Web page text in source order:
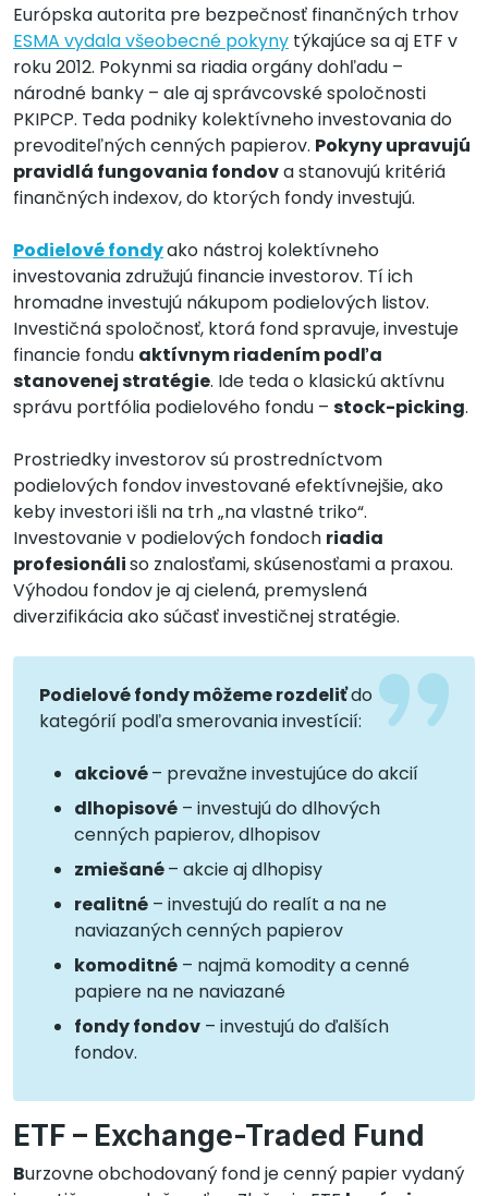
Európska autorita pre bezpečnosť finančných trhov
ESMA vydala všeobecné pokyny týkajúce sa aj ETF v
roku 2012. Pokynmi sa riadia orgány dohľadu –
národné banky – ale aj správcovské spoločnosti
PKIPCP. Teda podniky kolektívneho investovania do
prevoditeľných cenných papierov. Pokyny upravujú
pravidlá fungovania fondova stanovujú kritériá
finančných indexov, do ktorých fondy investujú.
Podielové fondyako nástroj kolektívneho
investovania združujú financie investorov. Tí ich
hromadne investujú nákupom podielových listov.
Investičná spoločnosť, ktorá fond spravuje, investuje
financie fondu aktívnym riadením podľa
stanovenej stratégie. Ide teda o klasickú aktívnu
správu portfólia podielového fondu – stock-picking.
Prostriedky investorov sú prostredníctvom
podielových fondov investované efektívnejšie, ako
keby investori išli na trh „na vlastné triko“.
Investovanie v podielových fondoch riadia
profesionáliso znalosťami, skúsenosťami a praxou.
Výhodou fondov je aj cielená, premyslená
diverzifikácia ako súčasť investičnej stratégie.
Podielové fondy môžeme rozdeliťdo
kategórií podľa smerovania investícií:
akciové– prevažne investujúce do akcií
dlhopisové – investujú do dlhových
cenných papierov, dlhopisov
zmiešané– akcie aj dlhopisy
realitné – investujú do realít a na ne
naviazaných cenných papierov
komoditné – najmä komodity a cenné
papiere na ne naviazané
fondy fondov – investujú do ďalších
fondov.
ETF – Exchange-Traded Fund
Burzovne obchodovaný fond je cenný papier vydaný